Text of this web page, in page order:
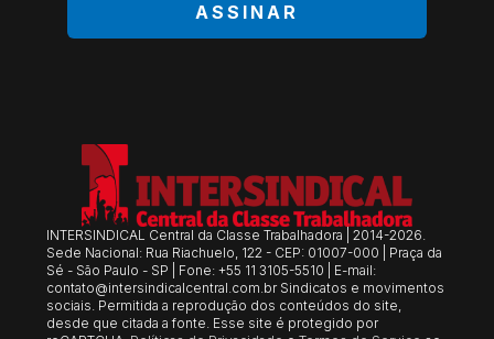
ASSINAR
INTERSINDICAL Central da Classe Trabalhadora | 2014-2026.
Sede Nacional: Rua Riachuelo, 122 - CEP: 01007-000 | Praça da
Sé - São Paulo - SP | Fone: +55 11 3105-5510 | E-mail:
contato@intersindicalcentral.com.br Sindicatos e movimentos
sociais. Permitida a reprodução dos conteúdos do site,
desde que citada a fonte. Esse site é protegido por